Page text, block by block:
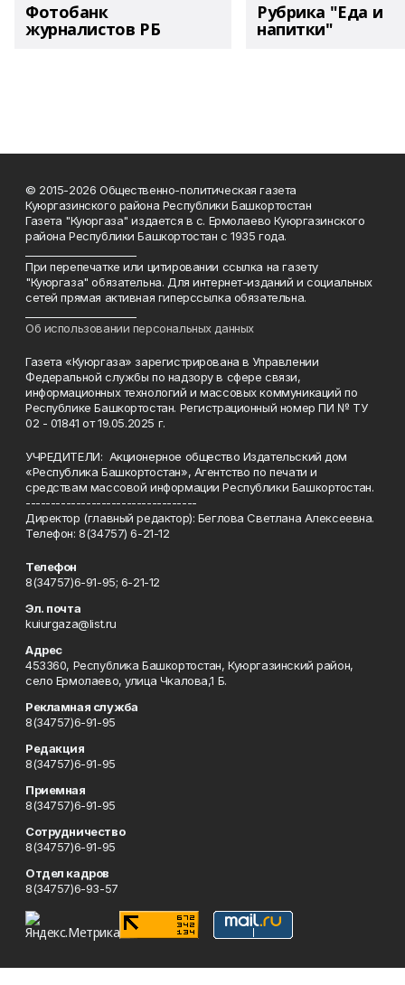
Фотобанк
журналистов РБ
Рубрика "Еда и
напитки"
© 2015-2026 Общественно-политическая газета
Куюргазинского района Республики Башкортостан
Газета "Куюргаза" издается в с. Ермолаево Куюргазинского
района Республики Башкортостан с 1935 года.
При перепечатке или цитировании ссылка на газету
"Куюргаза" обязательна. Для интернет-изданий и социальных
сетей прямая активная гиперссылка обязательна.
Об использовании персональных данных
Газета «Куюргаза» зарегистрирована в Управлении
Федеральной службы по надзору в сфере связи,
информационных технологий и массовых коммуникаций по
Республике Башкортостан. Регистрационный номер ПИ № ТУ
02 - 01841 от 19.05.2025 г.
УЧРЕДИТЕЛИ: Акционерное общество Издательский дом
«Республика Башкортостан», Агентство по печати и
средствам массовой информации Республики Башкортостан.
----------------------------------
Директор (главный редактор): Беглова Светлана Алексеевна.
Телефон: 8(34757) 6-21-12
Телефон
8(34757)6-91-95; 6-21-12
Эл. почта
kuiurgaza@list.ru
Адрес
453360, Республика Башкортостан, Куюргазинский район,
село Ермолаево, улица Чкалова,1 Б.
Рекламная служба
8(34757)6-91-95
Редакция
8(34757)6-91-95
Приемная
8(34757)6-91-95
Сотрудничество
8(34757)6-91-95
Отдел кадров
8(34757)6-93-57